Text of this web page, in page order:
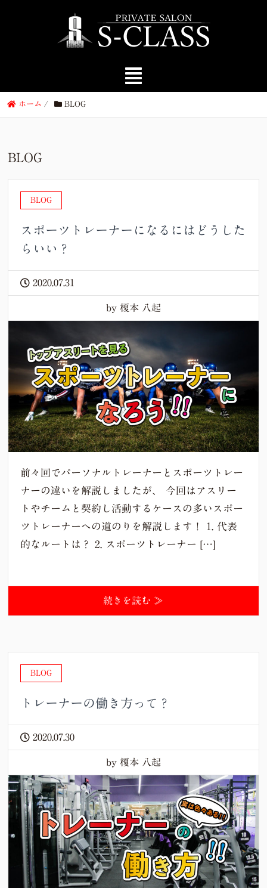
ホーム / BLOG
BLOG
BLOG
スポーツトレーナーになるにはどうした
らいい？
2020.07.31
by 榎本 八起
前々回でパーソナルトレーナーとスポーツトレー
ナーの違いを解説しましたが、 今回はアスリー
トやチームと契約し活動するケースの多いスポー
ツトレーナーへの道のりを解説します！ 1. 代表
的なルートは？ 2. スポーツトレーナー […]
続きを読む ≫
BLOG
トレーナーの働き方って？
2020.07.30
by 榎本 八起